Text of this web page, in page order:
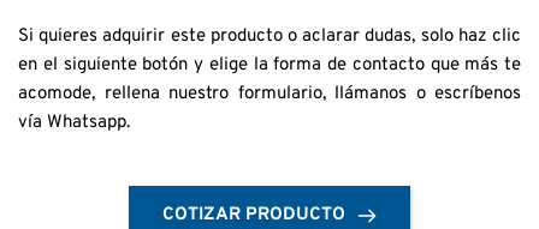
Si quieres adquirir este producto o aclarar dudas, solo haz clic
en el siguiente botón y elige la forma de contacto que más te
acomode, rellena nuestro formulario, llámanos o escríbenos
vía Whatsapp.
COTIZAR PRODUCTO